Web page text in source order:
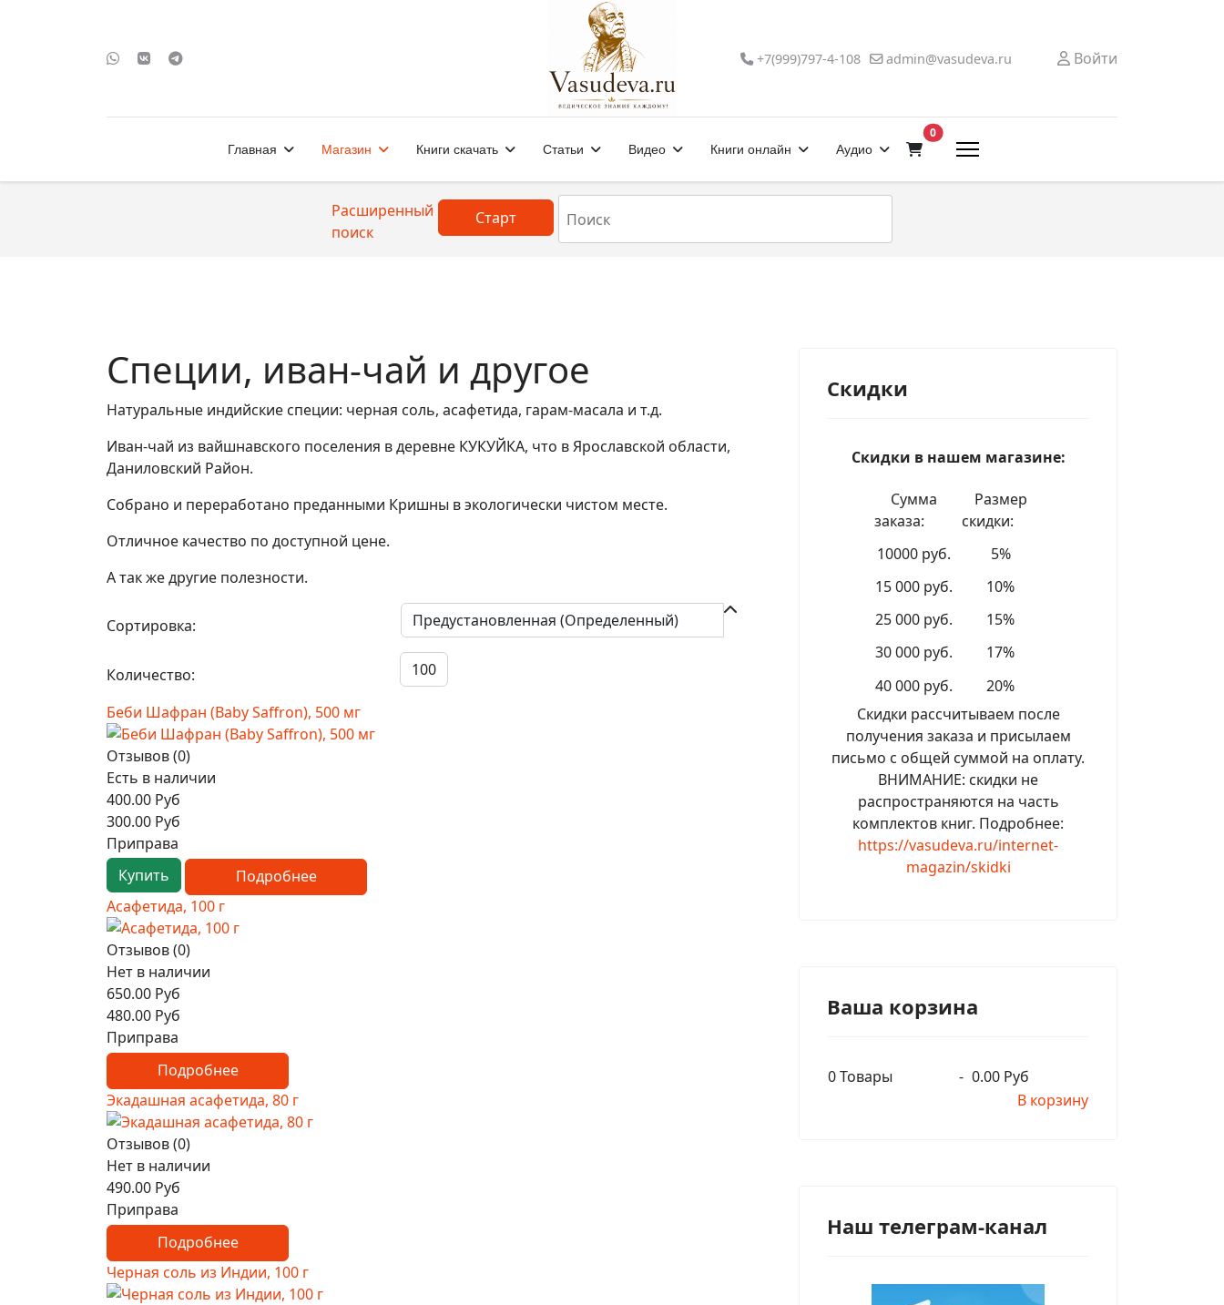
+7(999)797-4-108 admin@vasudeva.ru Войти
Главная Магазин Книги скачать Статьи Видео Книги онлайн Аудио
0В корзину
Расширенный
поиск
Специи, иван-чай и другое
Натуральные индийские специи: черная соль, асафетида, гарам-масала и т.д.
Иван-чай из вайшнавского поселения в деревне КУКУЙКА, что в Ярославской области,
Даниловский Район.
Собрано и переработано преданными Кришны в экологически чистом месте.
Отличное качество по доступной цене.
А так же другие полезности.
Сортировка:
Количество:
Беби Шафран (Baby Saffron), 500 мг
Отзывов (0)
Есть в наличии
400.00 Руб
300.00 Руб
Приправа
Купить
Подробнее
Асафетида, 100 г
Отзывов (0)
Нет в наличии
650.00 Руб
480.00 Руб
Приправа
Подробнее
Экадашная асафетида, 80 г
Отзывов (0)
Нет в наличии
490.00 Руб
Приправа
Подробнее
Черная соль из Индии, 100 г
Скидки
Скидки в нашем магазине:
Сумма
заказа:
Размер
скидки:
10000 руб.
5%
15 000 руб.
10%
25 000 руб.
15%
30 000 руб.
17%
40 000 руб.
20%
Скидки рассчитываем после
получения заказа и присылаем
письмо с общей суммой на оплату.
ВНИМАНИЕ: скидки не
распространяются на часть
комплектов книг. Подробнее:
https://vasudeva.ru/internet-
magazin/skidki
Ваша корзина
0Товары - 0.00 Руб
В корзину
Наш телеграм-канал